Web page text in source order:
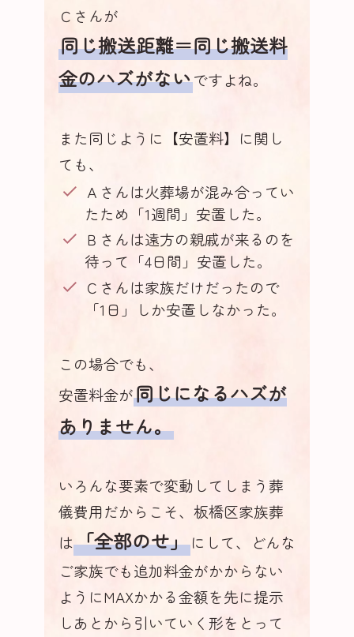
Ｃさんが
同じ搬送距離＝同じ搬送料
金のハズがないですよね。
また同じように【安置料】に関し
ても、
Ａさんは火葬場が混み合ってい
たため「1週間」安置した。
Ｂさんは遠方の親戚が来るのを
待って「4日間」安置した。
Ｃさんは家族だけだったので
「1日」しか安置しなかった。
この場合でも、
安置料金が同じになるハズが
ありません。
いろんな要素で変動してしまう葬
儀費用だからこそ、板橋区家族葬
は「全部のせ」にして、どんな
ご家族でも追加料金がかからない
ようにMAXかかる金額を先に提示
しあとから引いていく形をとって